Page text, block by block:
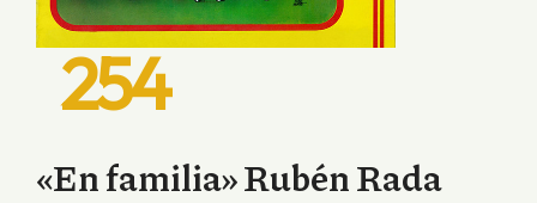
254
«En familia» Rubén Rada